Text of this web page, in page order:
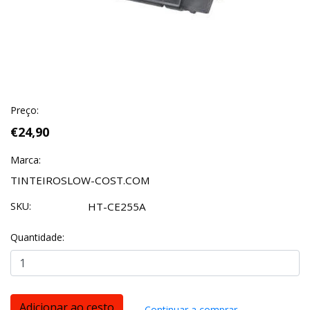
Preço:
€24,90
Marca:
TINTEIROSLOW-COST.COM
SKU: HT-CE255A
Quantidade: